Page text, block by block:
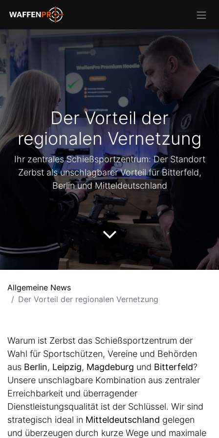
Der Vorteil der
regionalen Vernetzung
Ihr zentrales Schießsportzentrum: Der Standort
Zerbst als unschlagbarer Vorteil für Bitterfeld,
Berlin und Mitteldeutschland
Allgemeine News
Der Vorteil der regionalen Vernetzung
Warum ist Zerbst das Schießsportzentrum der
Wahl für Sportschützen, Vereine und Behörden
aus Berlin, Leipzig, Magdeburg und Bitterfeld?
Unsere unschlagbare Kombination aus zentraler
Erreichbarkeit und überragender
Dienstleistungsqualität ist der Schlüssel. Wir sind
strategisch ideal in Mitteldeutschland gelegen
und überzeugen durch kurze Wege und maximale